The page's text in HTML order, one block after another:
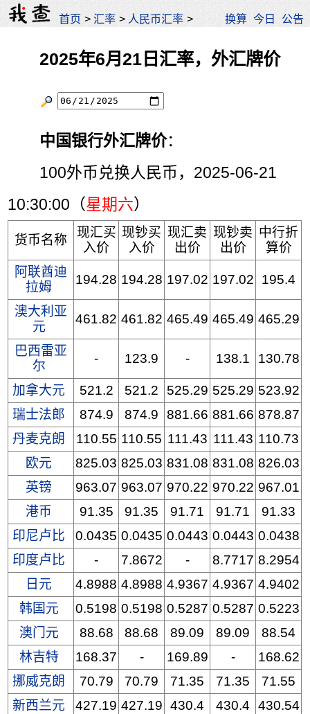
首页 >汇率 > 人民币汇率 > 换算 今日 公告
2025年6月21日汇率，外汇牌价
中国银行外汇牌价：
100外币兑换人民币，2025-06-21
10:30:00（星期六）
货币名称
现汇买
入价
现钞买
入价
现汇卖
出价
现钞卖
出价
中行折
算价
阿联酋迪
拉姆
194.28 194.28 197.02 197.02 195.4
澳大利亚
元
461.82 461.82 465.49 465.49 465.29
巴西雷亚
尔
- 123.9 - 138.1 130.78
加拿大元 521.2 521.2 525.29 525.29 523.92
瑞士法郎
874.9 874.9 881.66 881.66 878.87
丹麦克朗
110.55 110.55 111.43 111.43 110.73
欧元
825.03 825.03 831.08 831.08 826.03
英镑
963.07 963.07 970.22 970.22 967.01
港币
91.35 91.35 91.71 91.71
91.33
印尼卢比
0.0435 0.0435 0.0443 0.0443 0.0438
印度卢比
- 7.8672 - 8.7717 8.2954
日元
4.8988 4.8988 4.9367 4.9367 4.9402
韩国元
0.5198 0.5198 0.5287 0.5287 0.5223
澳门元
88.68 88.68 89.09 89.09
88.54
林吉特
168.37 - 169.89 -
168.62
挪威克朗
70.79 70.79 71.35 71.35
71.55
新西兰元
427.19 427.19 430.4 430.4
430.54